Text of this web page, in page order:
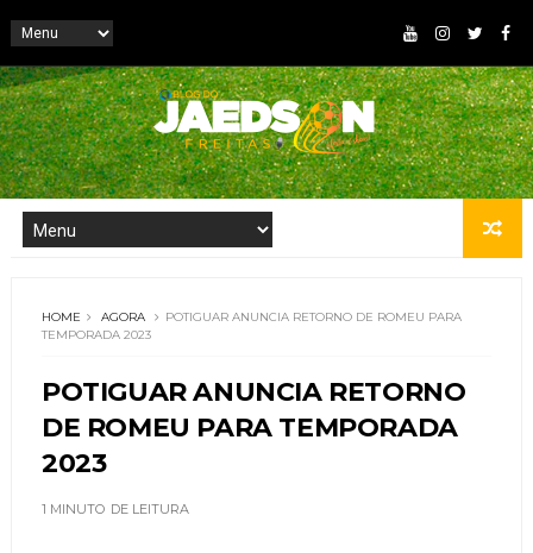
HOME AGORA
POTIGUAR ANUNCIA RETORNO DE ROMEU PARA
TEMPORADA 2023
POTIGUAR ANUNCIA RETORNO
DE ROMEU PARA TEMPORADA
2023
1 MINUTO DE LEITURA